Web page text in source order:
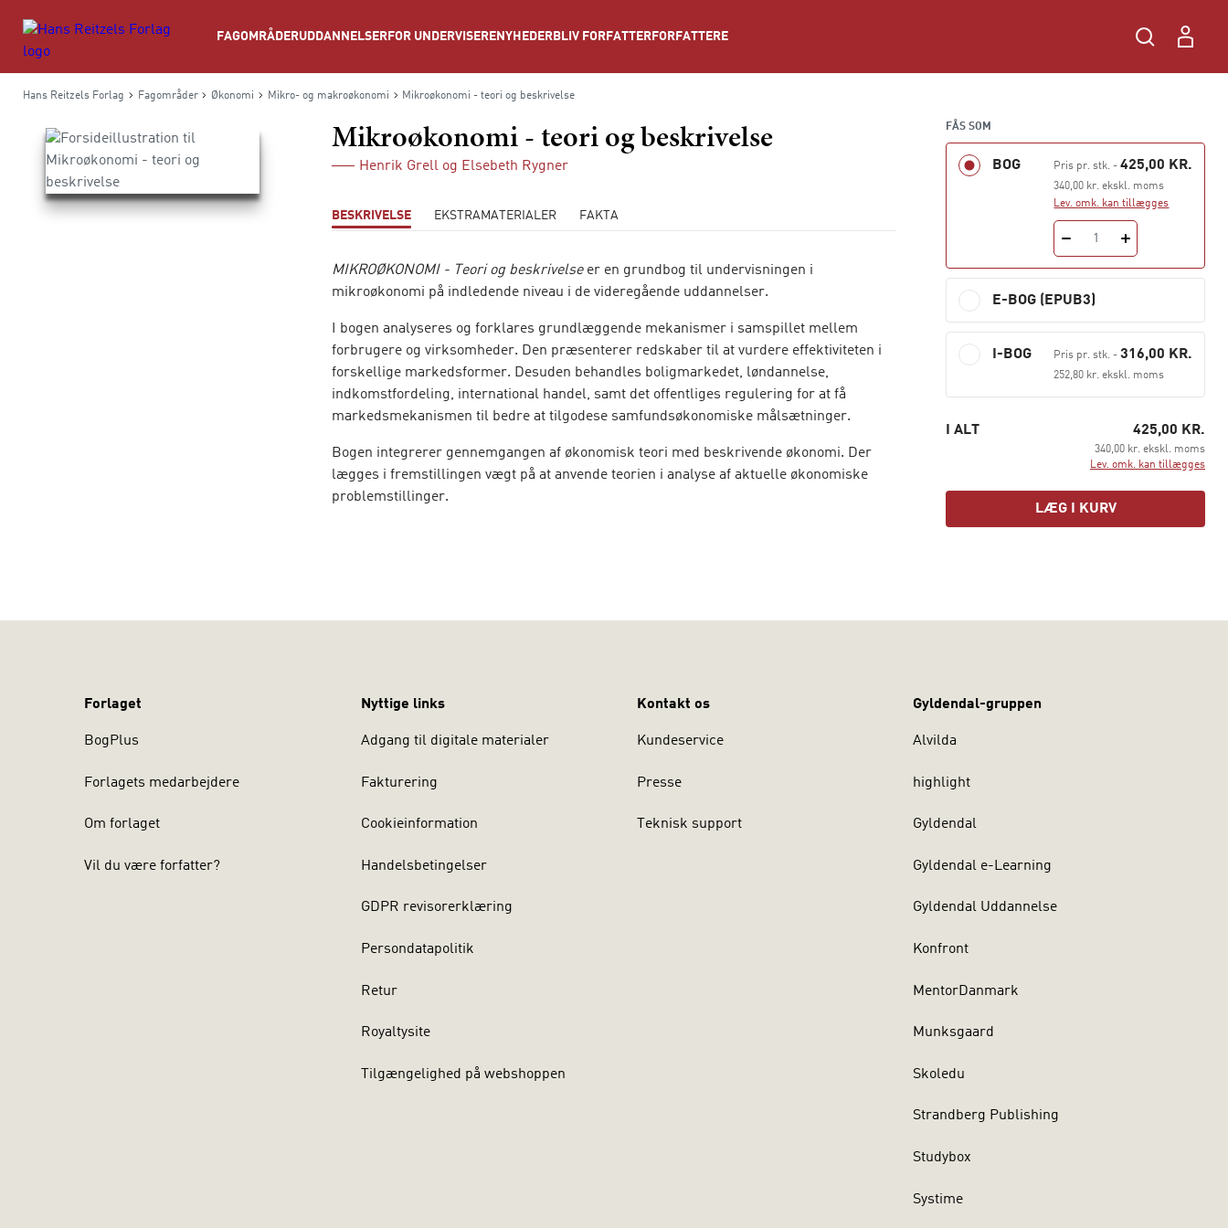
FAGOMRÅDERUDDANNELSER FOR UNDERVISERE NYHEDER BLIV FORFATTER FORFATTERE
Hans Reitzels Forlag Fagområder Økonomi Mikro- og makroøkonomi Mikroøkonomi - teori og beskrivelse
Mikroøkonomi - teori og beskrivelse
Henrik Grell og Elsebeth Rygner
BESKRIVELSE EKSTRAMATERIALER FAKTA
MIKROØKONOMI - Teori og beskrivelse er en grundbog til undervisningen i
mikroøkonomi på indledende niveau i de videregående uddannelser.
I bogen analyseres og forklares grundlæggende mekanismer i samspillet mellem
forbrugere og virksomheder. Den præsenterer redskaber til at vurdere effektiviteten i
forskellige markedsformer. Desuden behandles boligmarkedet, løndannelse,
indkomstfordeling, international handel, samt det offentliges regulering for at få
markedsmekanismen til bedre at tilgodese samfundsøkonomiske målsætninger.
Bogen integrerer gennemgangen af økonomisk teori med beskrivende økonomi. Der
lægges i fremstillingen vægt på at anvende teorien i analyse af aktuelle økonomiske
problemstillinger.
uddannelser, hvor der indgår kurser i grundlæggende mikroøkonomi.
derfor de seneste års omfattende ændringer i mikroøkonomien og i det offentliges
FÅS SOM
BOG Pris pr. stk. -425,00 KR.
340,00 kr. ekskl. moms
Lev. omk. kan tillægges
1
E-BOG (EPUB3)
I-BOG Pris pr. stk. -316,00 KR.
252,80 kr. ekskl. moms
I ALT 425,00 KR.
340,00 kr. ekskl. moms
Lev. omk. kan tillægges
LÆG I KURV
Forlaget
BogPlus
Forlagets medarbejdere
Om forlaget
Vil du være forfatter?
Nyttige links
Adgang til digitale materialer
Fakturering
Cookieinformation
Handelsbetingelser
GDPR revisorerklæring
Persondatapolitik
Retur
Royaltysite
Tilgængelighed på webshoppen
Kontakt os
Kundeservice
Presse
Teknisk support
Gyldendal-gruppen
Alvilda
highlight
Gyldendal
Gyldendal e-Learning
Gyldendal Uddannelse
Konfront
MentorDanmark
Munksgaard
Skoledu
Strandberg Publishing
Studybox
Systime